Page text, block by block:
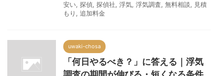
安い, 探偵, 探偵社, 浮気, 浮気調査, 無料相談, 見積
もり , 追加料金
uwaki-chosa
「何日やるべき？」に答える｜浮気